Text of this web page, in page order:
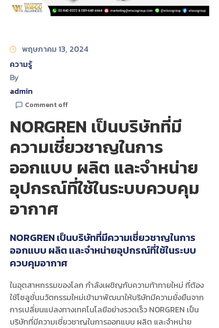
CONTACT
พฤษภาคม 13, 2024
ความรู้
By
admin
Comment off
NORGREN เป็นบริษัทที่มี
ความเชี่ยวชาญในการ
ออกแบบ ผลิต และจำหน่าย
อุปกรณ์ที่ใช้ในระบบควบคุม
อากาศ
NORGREN เป็นบริษัทที่มีความเชี่ยวชาญในการ
ออกแบบ ผลิต และจำหน่ายอุปกรณ์ที่ใช้ในระบบ
ควบคุมอากาศ
ในอุตสาหกรรมของโลก กำลังเผชิญกับความท้าทายใหม่ ที่ต้อง
ใช้โซลูชั่นนวัตกรรมใหม่เข้ามาพัฒนาให้บริษัทมีความยั่งยืนจาก
การเปลี่ยนแปลงทางเทคโนโลยีอย่างรวดเร็ว NORGREN เป็น
บริษัทที่มีความเชี่ยวชาญในการออกแบบ ผลิต และจำหน่าย